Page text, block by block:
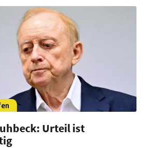
Urteil ist